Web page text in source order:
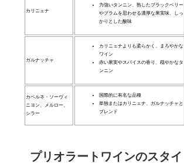
カリニェナ
力強いタンニン、熟したブラックベリー
やプラムを思わせる濃厚な果実味、しっ
かりとした酸味
ガルナッチャ
カリニェナよりも柔らかく、まろやかな
ワイン
赤い果実やスパイスの香り、穏やかなタ
ンニン
カベルネ・ソーヴィ
ニヨン、メルロー、
シラー
国際的に有名な品種
単独またはカリニェナ、ガルナッチャと
ブレンド
プリオラートワインのスタイ